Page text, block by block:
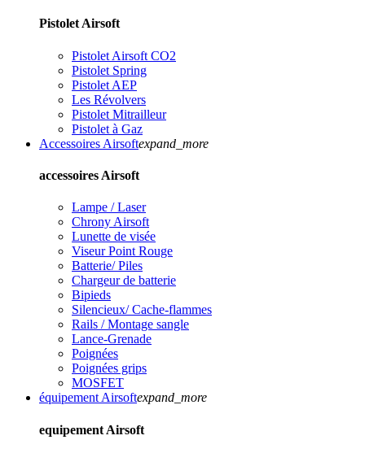
Pistolet Airsoft
Pistolet Airsoft CO2
Pistolet Spring
Pistolet AEP
Les Révolvers
Pistolet Mitrailleur
Pistolet à Gaz
Accessoires Airsoftexpand_more
accessoires Airsoft
Lampe / Laser
Chrony Airsoft
Lunette de visée
Viseur Point Rouge
Batterie/ Piles
Chargeur de batterie
Bipieds
Silencieux/ Cache-flammes
Rails / Montage sangle
Lance-Grenade
Poignées
Poignées grips
MOSFET
équipement Airsoftexpand_more
equipement Airsoft